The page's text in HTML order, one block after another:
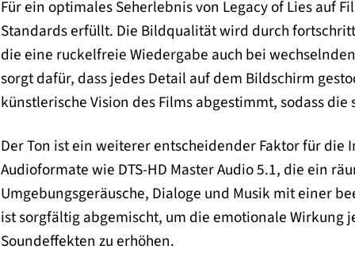
Für ein optimales Seherlebnis von Legacy of Lies auf
Standards erfüllt. Die Bildqualität wird durch
die eine ruckelfreie Wiedergabe auch bei
sorgt dafür, dass jedes Detail auf dem Bildschirm
künstlerische Vision des Films abgestimmt, sodass
Der Ton ist ein weiterer entscheidender Faktor für
Audioformate wie DTS-HD Master Audio 5.1, die ein
Umgebungsgeräusche, Dialoge und Musik mit einer
ist sorgfältig abgemischt, um die emotionale Wirkung
Soundeffekten zu erhöhen.